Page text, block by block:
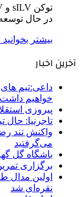
در حال توسعه
بیشتر بخوانید
آخرین اخبار
داعی:تیم
خواهیم داشت
پیروزی
تاجرنیا:
واکنش تند
می‌گرفتید
باشگاه گل
برگزاری
اولین مدال
نقره‌ای شد